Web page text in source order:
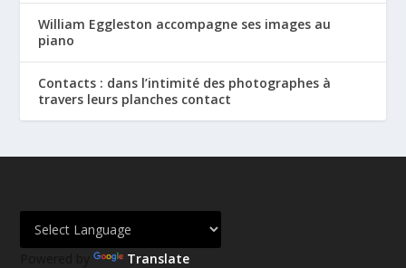
William Eggleston accompagne ses images au
piano
Contacts : dans l’intimité des photographes à
travers leurs planches contact
Powered by Translate